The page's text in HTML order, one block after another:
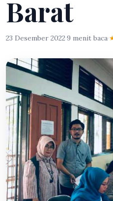
Barat
23 Desember 2022·9 menit baca·